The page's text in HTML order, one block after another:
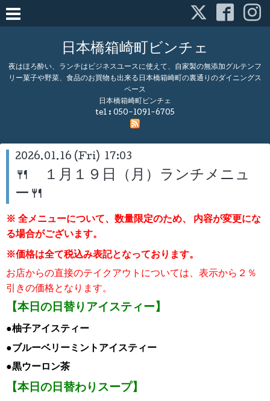
日本橋箱崎町ビンチェ
夜はほろ酔い、ランチはビジネスユースに使えて、自家製の無添加グルテンフ
リー菓子や野菜、食品のお買物も出来る日本橋箱崎町の裏通りのダイニングス
ペース
日本橋箱崎町ビンチェ
tel : 050-1091-6705
2026.01.16 (Fri) 17:03
🍴 １月１９日（月）ランチメニュ
ー🍴
※ 全メニューについて、数量限定のため、
内容が変更にな
る場合がございます。
※価格は全て税込み表記となっております。
お店からの直接のテイクアウトについては、表示から２％
引きの価格となります。
【本日の日替りアイスティー】
●柚子アイスティー
●ブルーベリーミント アイスティー
●黒ウーロン茶
【本日の日替わりスープ】